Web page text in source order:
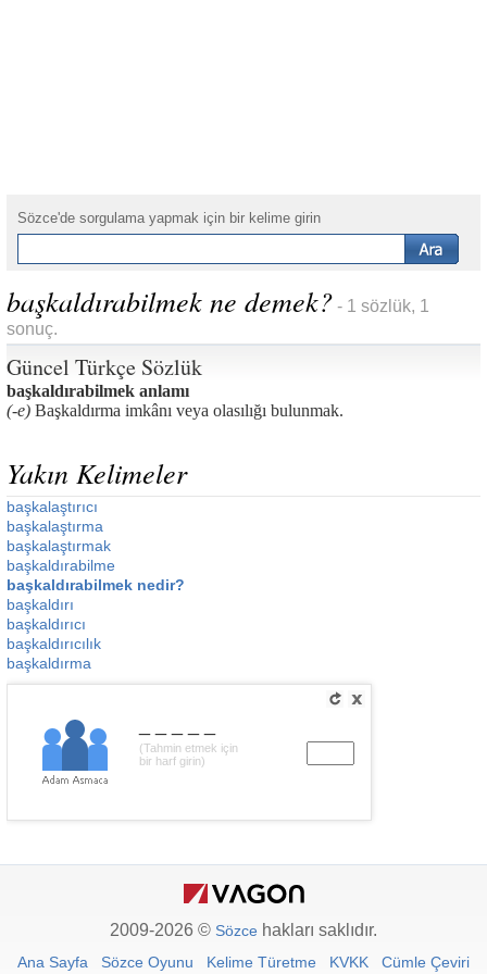
Sözce'de sorgulama yapmak için bir kelime girin
başkaldırabilmek ne demek? - 1 sözlük, 1
sonuç.
Güncel Türkçe Sözlük
başkaldırabilmek anlamı
(-e) Başkaldırma imkânı veya olasılığı bulunmak.
Yakın Kelimeler
başkalaştırıcı
başkalaştırma
başkalaştırmak
başkaldırabilme
başkaldırabilmek nedir?
başkaldırı
başkaldırıcı
başkaldırıcılık
başkaldırma
(Tahmin etmek için
bir harf girin)
2009-2026 © Sözce hakları saklıdır.
Ana Sayfa Sözce Oyunu Kelime Türetme KVKK Cümle Çeviri